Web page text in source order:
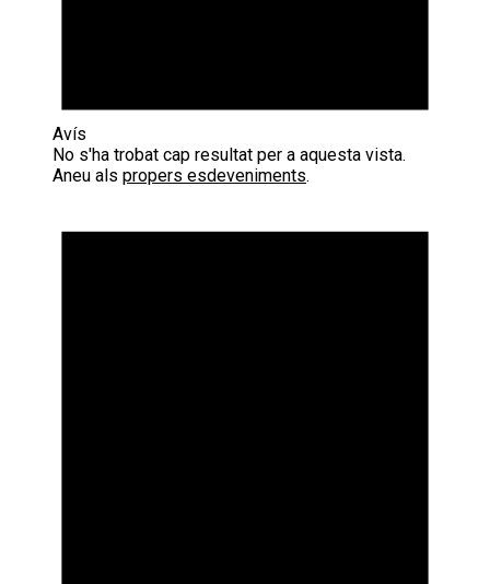
Avís
No s'ha trobat cap resultat per a aquesta vista.
Aneu als propers esdeveniments.